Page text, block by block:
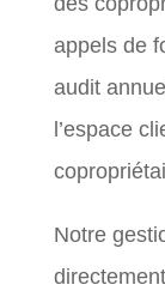
appels de
audit
l’espace
Notre